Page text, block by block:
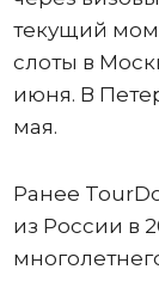
текущий
слоты в
июня. В
мая.
Ранее
из России в